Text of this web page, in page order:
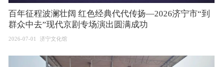
百年征程波澜壮阔 红色经典代代传扬—2026济宁市“到
群众中去”现代京剧专场演出圆满成功
2026-07-01 济宁文化馆